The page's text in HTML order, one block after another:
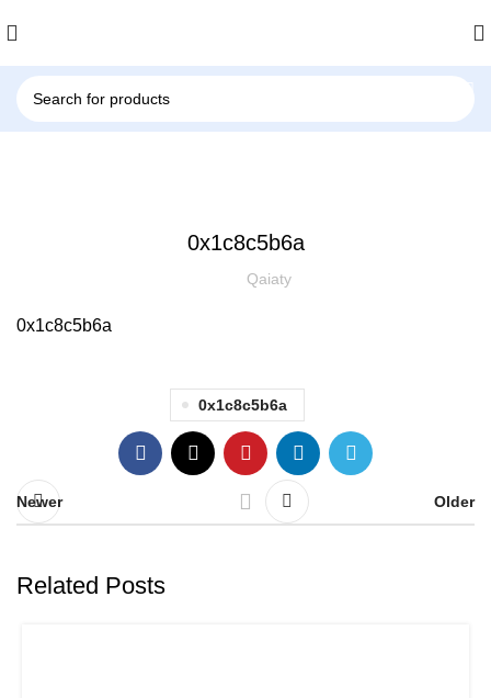
0x1c8c5b6a
Qaiaty
0x1c8c5b6a
0x1c8c5b6a
Newer Older
Related Posts